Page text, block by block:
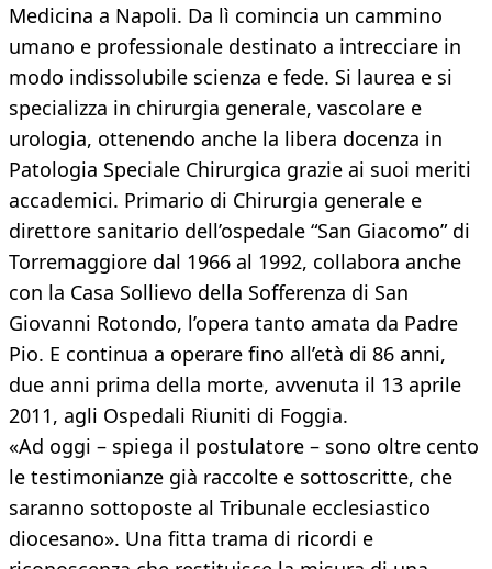
Medicina a Napoli. Da lì comincia un cammino
umano e professionale destinato a intrecciare in
modo indissolubile scienza e fede. Si laurea e si
specializza in chirurgia generale, vascolare e
urologia, ottenendo anche la libera docenza in
Patologia Speciale Chirurgica grazie ai suoi meriti
accademici. Primario di Chirurgia generale e
direttore sanitario dell’ospedale “San Giacomo” di
Torremaggiore dal 1966 al 1992, collabora anche
con la Casa Sollievo della Sofferenza di San
Giovanni Rotondo, l’opera tanto amata da Padre
Pio. E continua a operare fino all’età di 86 anni,
due anni prima della morte, avvenuta il 13 aprile
2011, agli Ospedali Riuniti di Foggia.
«Ad oggi – spiega il postulatore – sono oltre cento
le testimonianze già raccolte e sottoscritte, che
saranno sottoposte al Tribunale ecclesiastico
diocesano». Una fitta trama di ricordi e